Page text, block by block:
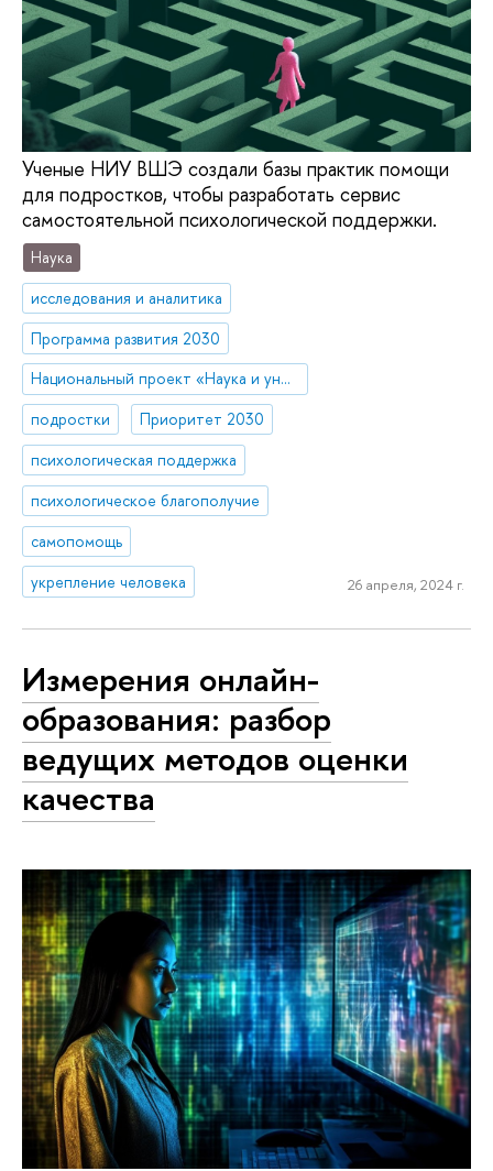
Ученые НИУ ВШЭ создали базы практик помощи
для подростков, чтобы разработать сервис
самостоятельной психологической поддержки.
Наука
исследования и аналитика
Программа развития 2030
Национальный проект «Наука и университеты»
подростки
Приоритет 2030
психологическая поддержка
психологическое благополучие
самопомощь
укрепление человека
26 апреля, 2024 г.
Измерения онлайн-
образования: разбор
ведущих методов оценки
качества